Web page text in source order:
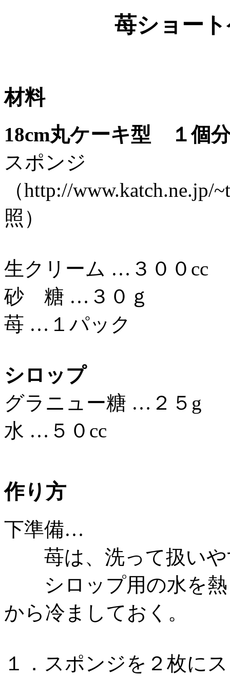
苺ショー
材料
18cm丸ケーキ型 １個
スポンジ
（http://
照）
生クリーム …３００cc
砂 糖 …３０ｇ
苺 …１パック
シロップ
グラニュー糖 …２５g
水 …５０cc
作り方
下準備…
苺は、洗って扱いや
シロップ用の水を熱
から冷ましておく。
１．スポンジを２枚に